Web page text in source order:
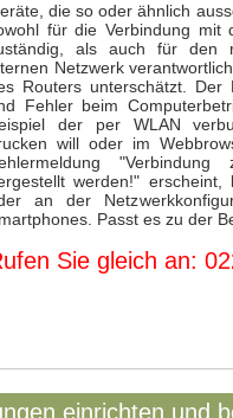
die so oder ähnlich
für die Verbindung mit
als auch für den
Netzwerk
Routers unterschätzt. Der
Fehler beim
der per WLAN
will oder im
werden!"
an der
Passt es zu der
Sie gleich an:
einrichten und